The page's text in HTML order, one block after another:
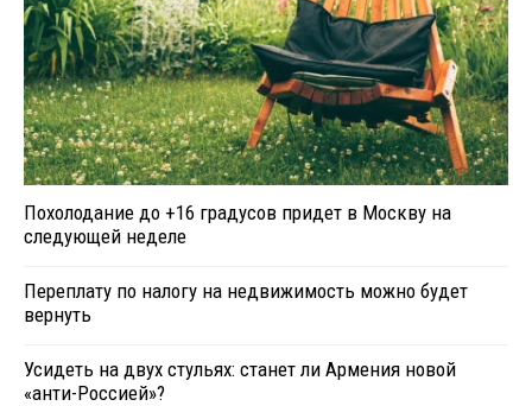
Похолодание до +16 градусов придет в Москву на
следующей неделе
Переплату по налогу на недвижимость можно будет
вернуть
Усидеть на двух стульях: станет ли Армения новой
«анти-Россией»?